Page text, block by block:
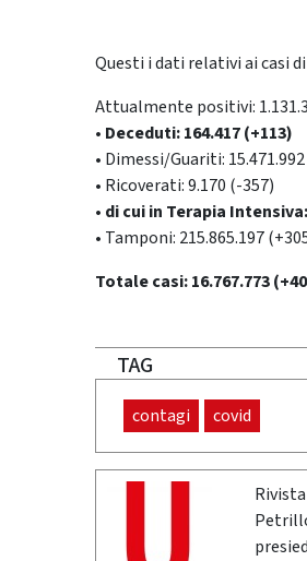
Questi i dati relativi ai casi
Attualmente positivi:
• Deceduti: 164.417 (+113)
• Dimessi/Guariti:
• Ricoverati: 9.170 (-357)
• di cui in Terapia
• Tamponi: 215.865.197
Totale casi: 16.767.773
TAG
contagi covid